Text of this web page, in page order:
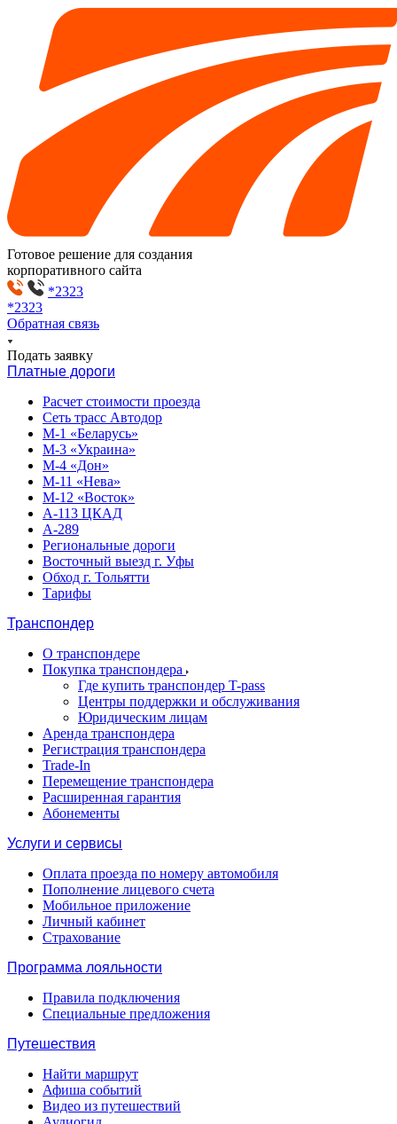
Готовое решение для создания
корпоративного сайта
*2323
*2323
Обратная связь
Подать заявку
Платные дороги
Расчет стоимости проезда
Сеть трасс Автодор
М-1 «Беларусь»
М-3 «Украина»
М-4 «Дон»
М-11 «Нева»
М-12 «Восток»
А-113 ЦКАД
А-289
Региональные дороги
Восточный выезд г. Уфы
Обход г. Тольятти
Тарифы
Транспондер
О транспондере
Покупка транспондера
Где купить транспондер T-pass
Центры поддержки и обслуживания
Юридическим лицам
Аренда транспондера
Регистрация транспондера
Trade-In
Перемещение транспондера
Расширенная гарантия
Абонементы
Услуги и сервисы
Оплата проезда по номеру автомобиля
Пополнение лицевого счета
Мобильное приложение
Личный кабинет
Страхование
Программа лояльности
Правила подключения
Специальные предложения
Путешествия
Найти маршрут
Афиша событий
Видео из путешествий